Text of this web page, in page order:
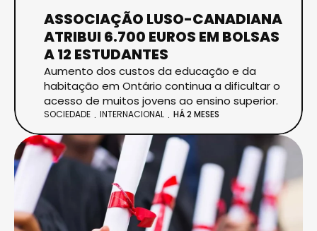
ASSOCIAÇÃO LUSO-CANADIANA
ATRIBUI 6.700 EUROS EM BOLSAS
A 12 ESTUDANTES
Aumento dos custos da educação e da
habitação em Ontário continua a dificultar o
acesso de muitos jovens ao ensino superior.
SOCIEDADE INTERNACIONAL HÁ 2 MESES